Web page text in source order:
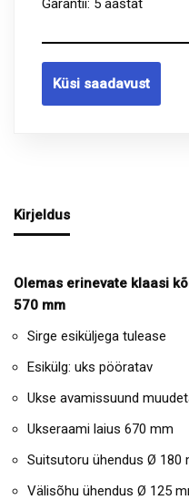
Garantii: 5 aastat
Küsi saadavust
Kirjeldus
Olemas erinevate klaasi
570 mm
Sirge esiküljega tulease
Esikülg: uks pööratav
Ukse avamissuund
Ukseraami laius 670 mm
Suitsutoru ühendus Ø 180
Välisõhu ühendus Ø 125